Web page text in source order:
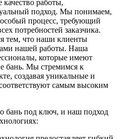
работы,
подход. Мы понимаем,
особый процесс, требующий
потребностей заказчика.
тем, что наши клиенты
нашей работы. Наша
которые имеют
бань. Мы стремимся к
создавая уникальные и
самым высоким
бань под ключ, и наш подход